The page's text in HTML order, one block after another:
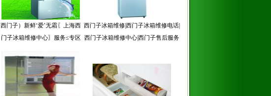
西门子）新鲜‘爱’无霜〖上海西
门子冰箱维修中心〗服务≤专区
西门子冰箱维修|西门子冰箱维修电话|
西门子冰箱维修中心|西门子售后服务